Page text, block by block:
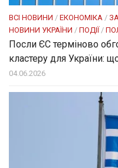
ВСІ НОВИНИ / ЕКОНОМІКА /
НОВИНИ УКРАЇНИ / ПОДІЇ/
Посли ЄC терміново
кластеру для України:
04.06.2026